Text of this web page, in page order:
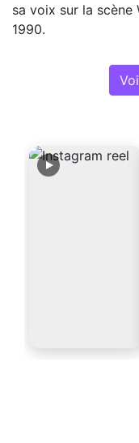
sa voix sur la scène
1990.